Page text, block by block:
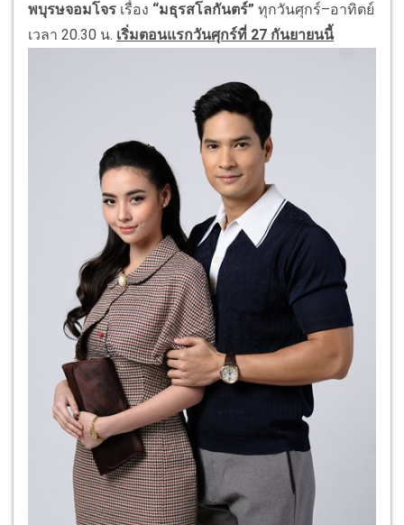
พบุรษจอมโจร เรื่อง “มธุรสโลกันตร์” ทุกวันศุกร์–อาทิตย์
เวลา 20.30 น. เริ่มตอนแรกวันศุกร์ที่ 27 กันยายนนี้